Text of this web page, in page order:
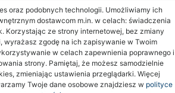
oraz podobnych technologii. Umożliwiamy ich
dostawcom m.in. w celach: świadczenia
Korzystając ze strony internetowej, bez zmiany
wyrażasz zgodę na ich zapisywanie w Twoim
w celach zapewnienia poprawnego i
strony. Pamiętaj, że możesz samodzielnie
zmieniając ustawienia przeglądarki. Więcej
Twoje dane osobowe znajdziesz w polityce